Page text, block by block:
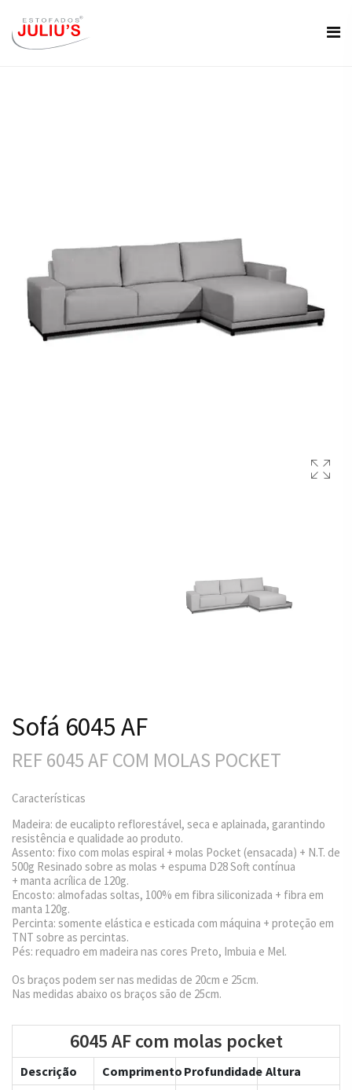
Sofá 6045 AF
REF 6045 AF COM MOLAS POCKET
Características
Madeira: de eucalipto reflorestável, seca e aplainada, garantindo
resistência e qualidade ao produto.
Assento: fixo com molas espiral + molas Pocket (ensacada) + N.T. de
500g Resinado sobre as molas + espuma D28 Soft contínua
+ manta acrílica de 120g.
Encosto: almofadas soltas, 100% em fibra siliconizada + fibra em
manta 120g.
Percinta: somente elástica e esticada com máquina + proteção em
TNT sobre as percintas.
Pés: requadro em madeira nas cores Preto, Imbuia e Mel.
Os braços podem ser nas medidas de 20cm e 25cm.
Nas medidas abaixo os braços são de 25cm.
6045 AF com molas pocket
Descrição Comprimento Profundidade Altura